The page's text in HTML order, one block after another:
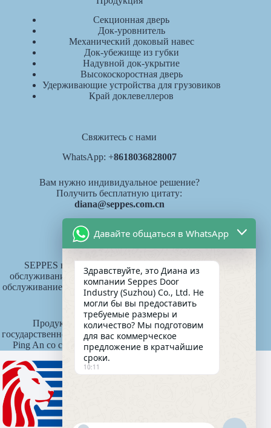
Секционная дверь
Док-уровнитель
Механический доковый навес
Док-убежище из губки
Надувной док-укрытие
Высокоскоростная дверь
Удерживающие устройства для грузовиков
Край доклевеллеров
Свяжитесь с нами
WhatsApp: +8618036828007
Вам нужно индивидуальное решение?
Получить бесплатную цитату:
diana@seppes.com.cn
SEPPES внедряет новый отраслевой стандарт
обслуживания "одна дверь, один двор, пожизненное
обслуживание", систему пожизненной ответственности
за продукт.
Продукты SEPPES страхуются китайской
государственной компанией по страхованию имущества
Ping An со страховой суммой 15 миллионов юаней.
Давайте общаться в WhatsApp
Здравствуйте, это Диана из
компании Seppes Door
Industry (Suzhou) Co., Ltd. Не
могли бы вы предоставить
требуемые размеры и
количество? Мы подготовим
для вас коммерческое
предложение в кратчайшие
сроки.
10:11